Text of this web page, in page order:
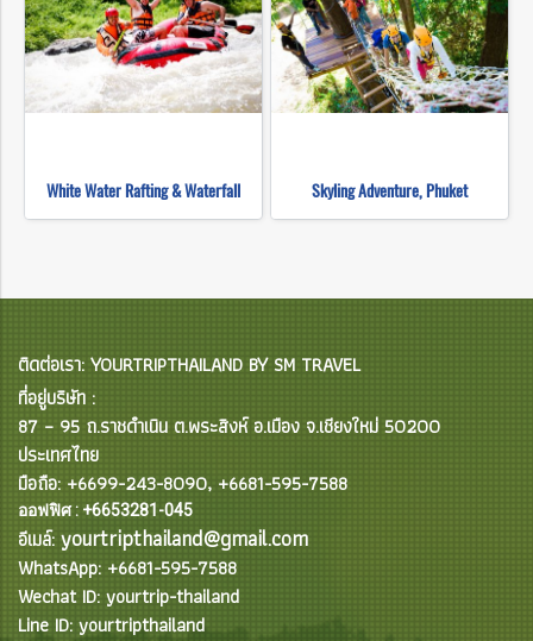
White Water Rafting & Waterfall Skyling Adventure, Phuket
ติดต่อเรา: YOURTRIPTHAILAND BY SM TRAVEL
ที่อยู่บริษัท :
87 – 95 ถ.ราชดำเนิน ต.พระสิงห์ อ.เมือง จ.เชียงใหม่ 50200
ประเทศไทย
มือถือ: +6699-243-8090, +6681-595-7588
ออฟฟิศ : +6653281-045
อีเมล์: yourtripthailand@gmail.com
WhatsApp: +6681-595-7588
Wechat ID: yourtrip-thailand
Line ID: yourtripthailand